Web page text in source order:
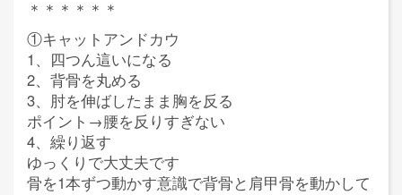
＊＊＊＊＊＊
①キャットアンドカウ
1、四つん這いになる
2、背骨を丸める
3、肘を伸ばしたまま胸を反る
ポイント→腰を反りすぎない
4、繰り返す
ゆっくりで大丈夫です
骨を1本ずつ動かす意識で背骨と肩甲骨を動かして